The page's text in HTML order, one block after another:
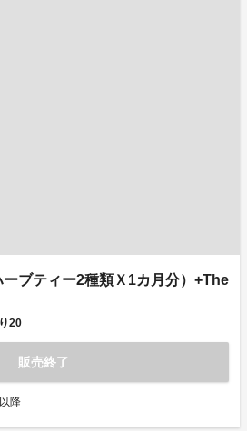
ブティー2種類Ｘ1カ月分）+The
20
販売終了
降